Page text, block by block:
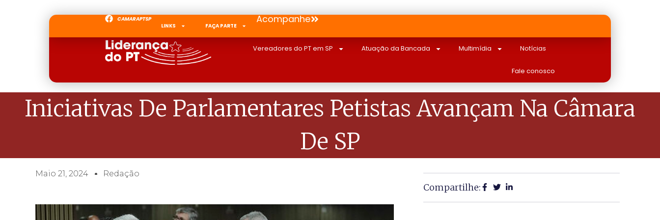
CAMARAPTSP
LINKS
FAÇA PARTE
Acompanhe
Vereadores do PT em SP Atuação da Bancada Multimídia Notícias
Fale conosco
Iniciativas De Parlamentares Petistas Avançam Na Câmara
De SP
Maio 21, 2024 Redação
Compartilhe: